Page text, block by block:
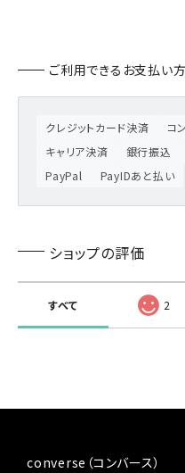
converse（コンバース）
ご利用できるお支払い
クレジットカード決済
コ
キャリア決済
銀行振込
PayPal
PayIDあと払い
ショップの評価
すべて 2